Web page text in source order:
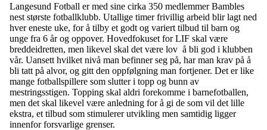
Langesund Fotball er med sine cirka 350 medlemmer Bambles
nest største fotballklubb. Utallige timer frivillig arbeid blir lagt ned
hver eneste uke, for å tilby et godt og variert tilbud til barn og
unge fra 6 år og oppover. Hovedfokuset for LIF skal være
breddeidretten, men likevel skal det være lov å bli god i klubben
vår. Uansett hvilket nivå man befinner seg på, har man krav på å
bli tatt på alvor, og gitt den oppfølgning man fortjener. Det er like
mange fotballspillere som slutter i topp og bunn av
mestringsstigen. Topping skal aldri forekomme i barnefotballen,
men det skal likevel være anledning for å gi de som vil det lille
ekstra, et tilbud som stimulerer utvikling men samtidig ligger
innenfor forsvarlige grenser.